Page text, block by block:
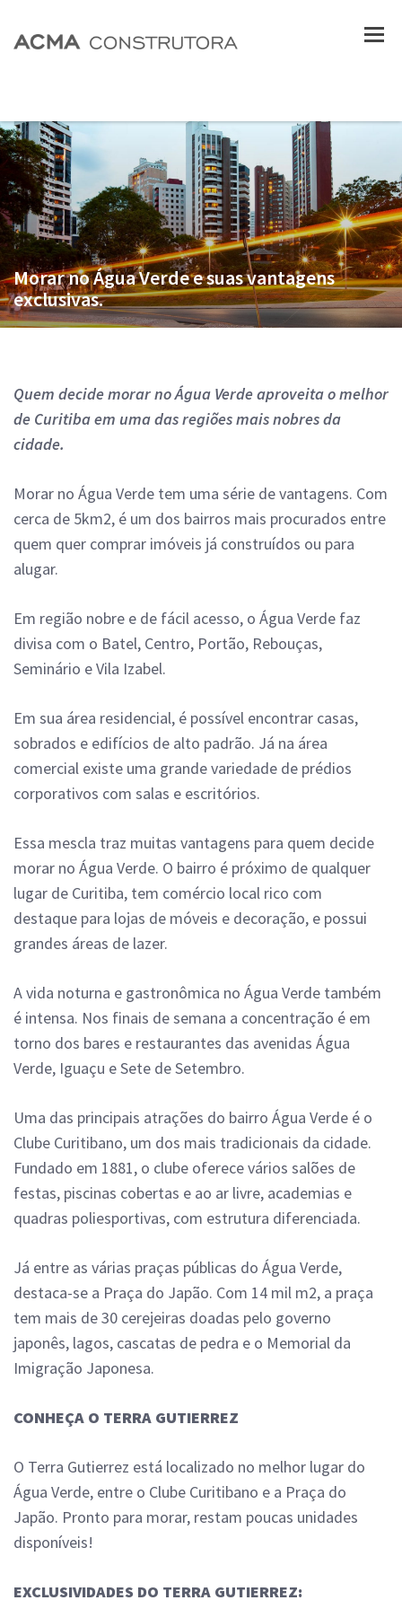
Morar no Água Verde e suas vantagens
exclusivas.
Quem decide morar no Água Verde aproveita o melhor
de Curitiba em uma das regiões mais nobres da
cidade.
Morar no Água Verde tem uma série de vantagens. Com
cerca de 5km2, é um dos bairros mais procurados entre
quem quer comprar imóveis já construídos ou para
alugar.
Em região nobre e de fácil acesso, o Água Verde faz
divisa com o Batel, Centro, Portão, Rebouças,
Seminário e Vila Izabel.
Em sua área residencial, é possível encontrar casas,
sobrados e edifícios de alto padrão. Já na área
comercial existe uma grande variedade de prédios
corporativos com salas e escritórios.
Essa mescla traz muitas vantagens para quem decide
morar no Água Verde. O bairro é próximo de qualquer
lugar de Curitiba, tem comércio local rico com
destaque para lojas de móveis e decoração, e possui
grandes áreas de lazer.
A vida noturna e gastronômica no Água Verde também
é intensa. Nos finais de semana a concentração é em
torno dos bares e restaurantes das avenidas Água
Verde, Iguaçu e Sete de Setembro.
Uma das principais atrações do bairro Água Verde é o
Clube Curitibano, um dos mais tradicionais da cidade.
Fundado em 1881, o clube oferece vários salões de
festas, piscinas cobertas e ao ar livre, academias e
quadras poliesportivas, com estrutura diferenciada.
Já entre as várias praças públicas do Água Verde,
destaca-se a Praça do Japão. Com 14 mil m2, a praça
tem mais de 30 cerejeiras doadas pelo governo
japonês, lagos, cascatas de pedra e o Memorial da
Imigração Japonesa.
CONHEÇA O TERRA GUTIERREZ
O Terra Gutierrez está localizado no melhor lugar do
Água Verde, entre o Clube Curitibano e a Praça do
Japão. Pronto para morar, restam poucas unidades
disponíveis!
EXCLUSIVIDADES DO TERRA GUTIERREZ: